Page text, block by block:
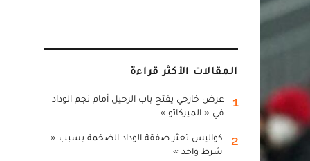
المقالات الأكثر قراءة
1
عرض خارجي يفتح باب الرحيل أمام نجم الوداد
في « الميركاتو »
2
كواليس تعثر صفقة الوداد الضخمة بسبب «
شرط واحد »